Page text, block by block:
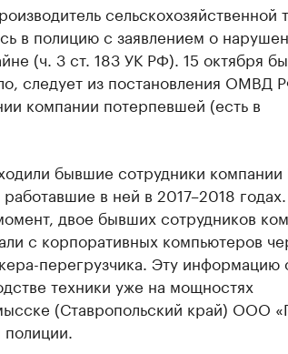
сельскохозяйственной
в полицию с заявлением о
(ч. 3 ст. 183 УК РФ). 15 октября
следует из постановления ОМВД
компании потерпевшей (есть в
бывшие сотрудники компании
в ней в 2017–2018
двое бывших сотрудников
с корпоративных компьютеров
перегрузчика. Эту информацию
техники уже на мощностях
(Ставропольский край) ООО